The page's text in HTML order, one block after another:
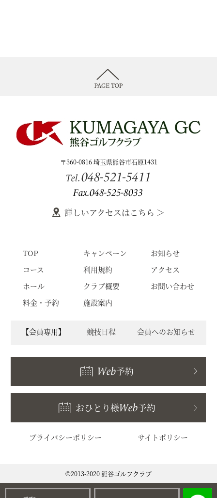
〒360-0816 埼玉県熊谷市石原1431
Tel.048-521-5411
Fax.048-525-8033
詳しいアクセスはこちら ＞
TOP
コース
ホール
料金・予約
キャンペーン
利用規約
クラブ概要
施設案内
お知らせ
アクセス
お問い合わせ
【会員専用】 競技日程 会員へのお知らせ
Web予約
おひとり様Web予約
プライバシーポリシー サイトポリシー
©2013-2020 熊谷ゴルフクラブ